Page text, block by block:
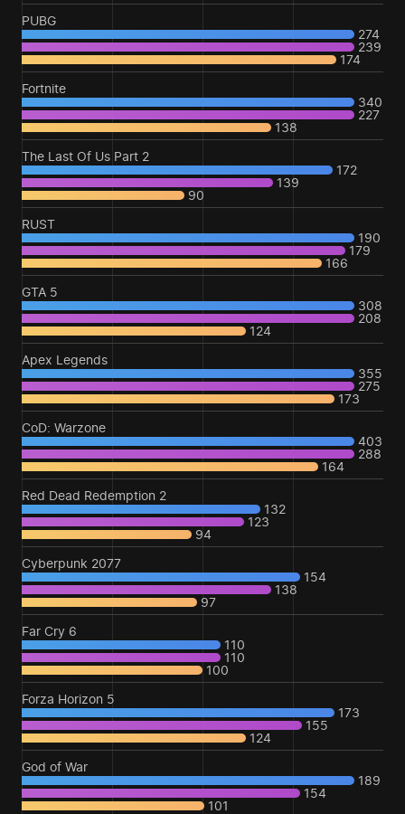
PUBG
274
239
174
Fortnite
340
227
138
The Last Of Us Part 2
172
139
90
RUST
190
179
166
GTA 5
308
208
124
Apex Legends
355
275
173
CoD: Warzone
403
288
164
Red Dead Redemption 2
132
123
94
Cyberpunk 2077
154
138
97
Far Cry 6
110
110
100
Forza Horizon 5
173
155
124
God of War
189
154
101